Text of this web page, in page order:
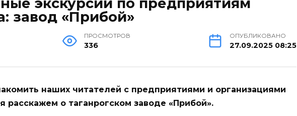
завод «Прибой»
ПРОСМОТРОВ
336
ОПУБЛИКОВАНО
27.09.2025 08:25
наших читателей с предприятиями и организациями
расскажем о таганрогском заводе «Прибой».